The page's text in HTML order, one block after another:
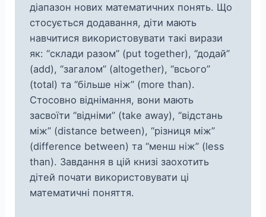
діапазон нових математичних понять. Що
стосується додавання, діти мають
навчитися використовувати такі вирази
як: “склади разом” (put together), “додай”
(add), “загалом” (altogether), “всього”
(total) та “більше ніж” (more than).
Стосовно віднімання, вони мають
засвоїти “відніми” (take away), “відстань
між” (distance between), “різниця між”
(difference between) та “менш ніж” (less
than). Завдання в цій книзі заохотить
дітей почати використовувати ці
математичні поняття.